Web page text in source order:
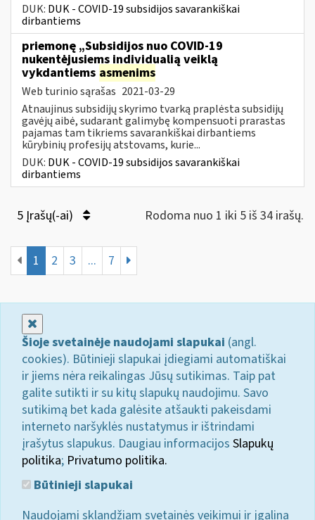
DUK: DUK - COVID-19 subsidijos savarankiškai
dirbantiems
priemonę „Subsidijos nuo COVID-19
nukentėjusiems individualią veiklą
vykdantiems asmenims
Web turinio sąrašas 2021-03-29
Atnaujinus subsidijų skyrimo tvarką praplėsta subsidijų
gavėjų aibė, sudarant galimybę kompensuoti prarastas
pajamas tam tikriems savarankiškai dirbantiems
kūrybinių profesijų atstovams, kurie...
DUK: DUK - COVID-19 subsidijos savarankiškai
dirbantiems
5 Įrašų(-ai) Rodoma nuo 1 iki 5 iš 34 irašų.
1 2 3 ... 7
Šioje svetainėje naudojami slapukai (angl.
cookies). Būtinieji slapukai įdiegiami automatiškai
ir jiems nėra reikalingas Jūsų sutikimas. Taip pat
galite sutikti ir su kitų slapukų naudojimu. Savo
sutikimą bet kada galėsite atšaukti pakeisdami
interneto naršyklės nustatymus ir ištrindami
įrašytus slapukus. Daugiau informacijos Slapukų
politika; Privatumo politika.
Būtinieji slapukai
Naudojami sklandžiam svetainės veikimui ir įgalina